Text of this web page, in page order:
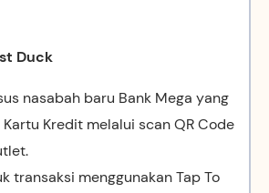
Duck
nasabah baru Bank Mega yang
Kredit melalui scan QR Code
transaksi menggunakan Tap To